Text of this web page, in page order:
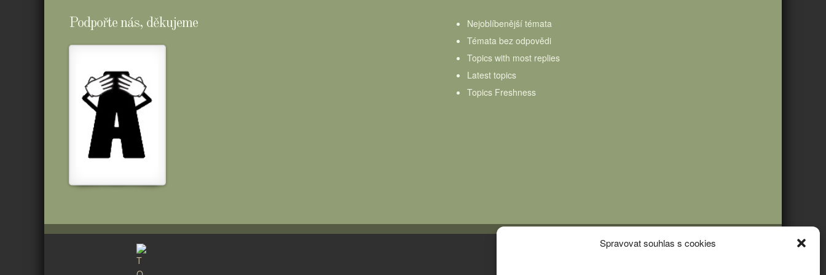
Spravovat souhlas s cookies
Podpořte nás, děkujeme
Nejoblíbenější témata
Témata bez odpovědi
Topics with most replies
Latest topics
Topics Freshness